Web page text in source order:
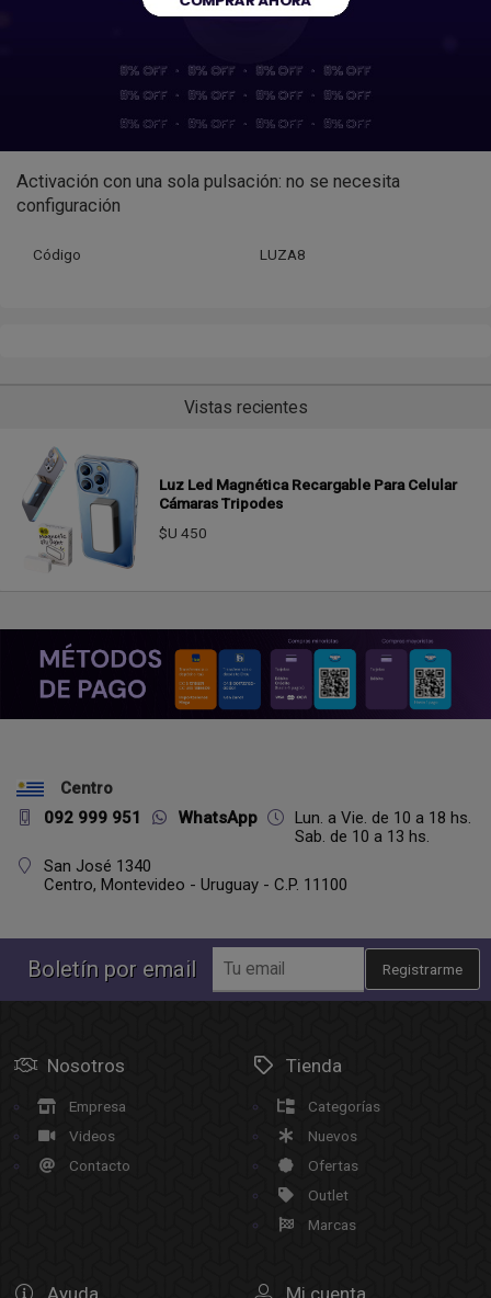
Efecto de 3 colores + Atenuación suave: cambie entre
Iluminación profesional del tamaño de los dedos: más
Activación con una sola pulsación: no se necesita
configuración
Código LUZA8
Vistas recientes
Luz Led Magnética Recargable Para Celular
Cámaras Tripodes
$U 450
Centro
092 999 951
WhatsApp
Lun. a Vie. de 10 a 18 hs.
Sab. de 10 a 13 hs.
San José 1340
Centro, Montevideo - Uruguay - C.P. 11100
Boletín por email Registrarme
Nosotros
Empresa
Videos
Contacto
Tienda
Categorías
Nuevos
Ofertas
Outlet
Marcas
Ayuda Mi cuenta